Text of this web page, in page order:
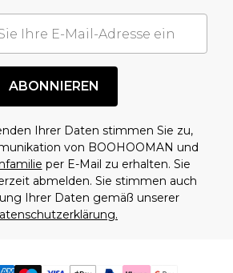
ABONNIEREN
Ihrer Daten stimmen Sie zu,
von BOOHOOMAN und
per E-Mail zu erhalten. Sie
abmelden. Sie stimmen auch
Ihrer Daten gemäß unserer